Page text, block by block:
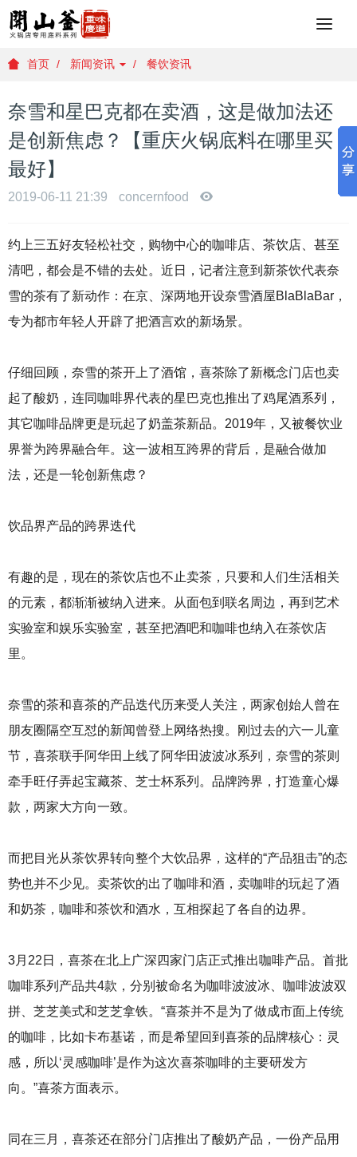
重
料
批
发
锅
底
料
厂
火
锅
底
料
厂
料
首页 新闻资讯 餐饮资讯
奈雪和星巴克都在卖酒，这是做加法还
是创新焦虑？【重庆火锅底料在哪里买
最好】
2019-06-11 21:39 concernfood
约上三五好友轻松社交，购物中心的咖啡店、茶饮店、甚至
清吧，都会是不错的去处。近日，记者注意到新茶饮代表奈
雪的茶有了新动作：在京、深两地开设奈雪酒屋BlaBlaBar，
专为都市年轻人开辟了把酒言欢的新场景。
仔细回顾，奈雪的茶开上了酒馆，喜茶除了新概念门店也卖
起了酸奶，连同咖啡界代表的星巴克也推出了鸡尾酒系列，
其它咖啡品牌更是玩起了奶盖茶新品。2019年，又被餐饮业
界誉为跨界融合年。这一波相互跨界的背后，是融合做加
法，还是一轮创新焦虑？
饮品界产品的跨界迭代
有趣的是，现在的茶饮店也不止卖茶，只要和人们生活相关
的元素，都渐渐被纳入进来。从面包到联名周边，再到艺术
实验室和娱乐实验室，甚至把酒吧和咖啡也纳入在茶饮店
里。
奈雪的茶和喜茶的产品迭代历来受人关注，两家创始人曾在
朋友圈隔空互怼的新闻曾登上网络热搜。刚过去的六一儿童
节，喜茶联手阿华田上线了阿华田波波冰系列，奈雪的茶则
牵手旺仔弄起宝藏茶、芝士杯系列。品牌跨界，打造童心爆
款，两家大方向一致。
而把目光从茶饮界转向整个大饮品界，这样的“产品狙击”的态
势也并不少见。卖茶饮的出了咖啡和酒，卖咖啡的玩起了酒
和奶茶，咖啡和茶饮和酒水，互相探起了各自的边界。
3月22日，喜茶在北上广深四家门店正式推出咖啡产品。首批
咖啡系列产品共4款，分别被命名为咖啡波波冰、咖啡波波双
拼、芝芝美式和芝芝拿铁。“喜茶并不是为了做成市面上传统
的咖啡，比如卡布基诺，而是希望回到喜茶的品牌核心：灵
感，所以‘灵感咖啡’是作为这次喜茶咖啡的主要研发方
向。”喜茶方面表示。
同在三月，喜茶还在部分门店推出了酸奶产品，一份产品用